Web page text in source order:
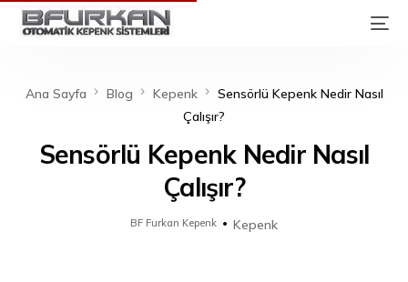
Ana Sayfa Blog Kepenk
Sensörlü Kepenk Nedir Nasıl
Çalışır?
Sensörlü Kepenk Nedir Nasıl
Çalışır?
BF Furkan Kepenk Kepenk